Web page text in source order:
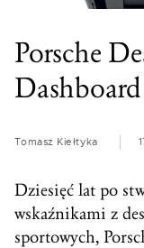
Porsche
Dashboard
Tomasz Kiełtyka
Dziesięć lat po
wskaźnikami z
sportowych,